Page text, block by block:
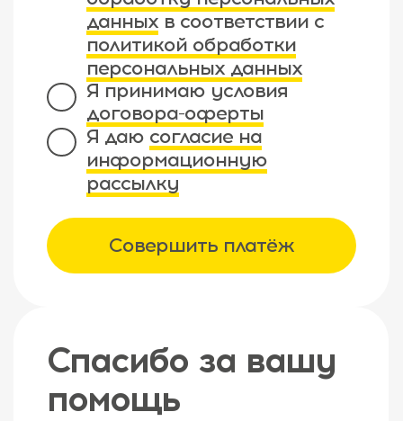
данныхв соответствии с
политикой обработки
персональных данных
Я принимаю условия
договора-оферты
Я даю согласие на
информационную
рассылку
Совершить платёж
Спасибо за вашу
помощь